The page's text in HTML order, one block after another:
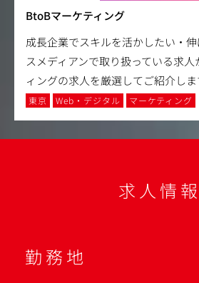
BtoBマーケティング
成長企業でスキルを活かしたい・
スメディアンで取り扱っている求
ィングの求人を厳選してご紹介しま
東京 Web・デジタル マーケティング
求人情報
勤務地